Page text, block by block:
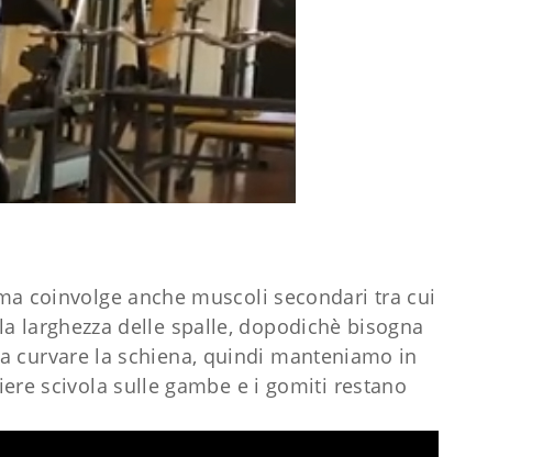
coinvolge anche muscoli secondari tra cui
larghezza delle spalle, dopodichè bisogna
curvare la schiena, quindi manteniamo in
scivola sulle gambe e i gomiti restano